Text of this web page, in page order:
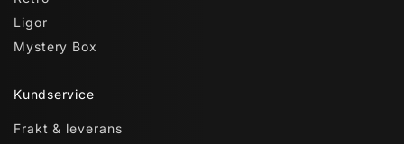
Ligor
Mystery Box
Kundservice
Frakt & leverans